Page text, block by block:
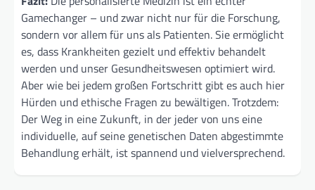
Gamechanger – und zwar nicht nur für die Forschung,
sondern vor allem für uns als Patienten. Sie ermöglicht
es, dass Krankheiten gezielt und effektiv behandelt
werden und unser Gesundheitswesen optimiert wird.
Aber wie bei jedem großen Fortschritt gibt es auch hier
Hürden und ethische Fragen zu bewältigen. Trotzdem:
Der Weg in eine Zukunft, in der jeder von uns eine
individuelle, auf seine genetischen Daten abgestimmte
Behandlung erhält, ist spannend und vielversprechend.